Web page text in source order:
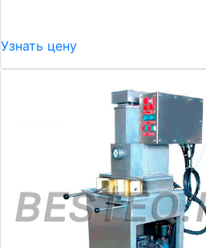
Узнать цену